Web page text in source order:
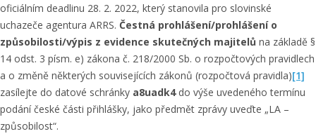
oficiálním deadlinu 28. 2. 2022, který stanovila pro slovinské
uchazeče agentura ARRS. Čestná prohlášení/prohlášení o
způsobilosti/výpis z evidence skutečných majitelů na základě §
14 odst. 3 písm. e) zákona č. 218/2000 Sb. o rozpočtových pravidlech
a o změně některých souvisejících zákonů (rozpočtová pravidla)[1]
zasílejte do datové schránky a8uadk4do výše uvedeného termínu
podání české části přihlášky, jako předmět zprávy uveďte „LA –
způsobilost“.